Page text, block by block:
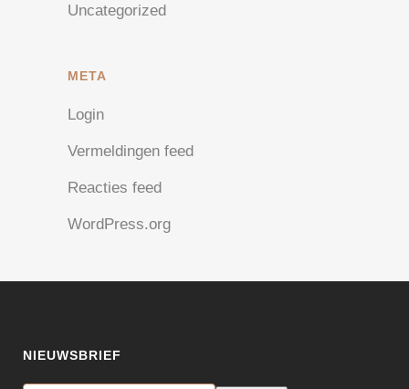
Uncategorized
META
Login
Vermeldingen feed
Reacties feed
WordPress.org
NIEUWSBRIEF